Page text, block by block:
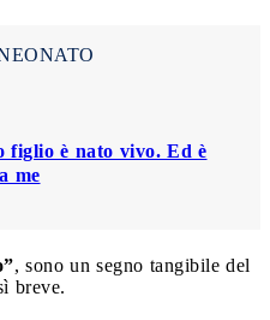
figlio è nato vivo. Ed è
me
, sono un segno tangibile del
breve.